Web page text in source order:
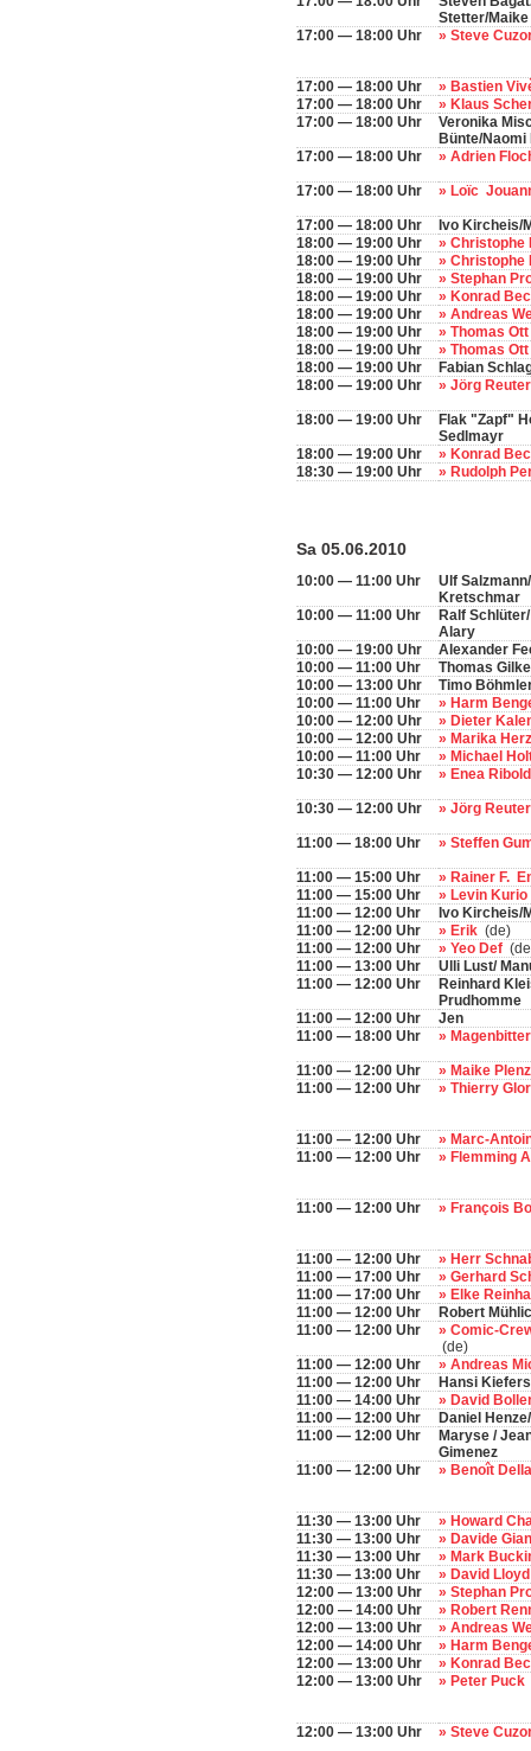
Stetter/
17:00 — 18:00 Uhr
» Steve
17:00 — 18:00 Uhr
» Bastien
17:00 — 18:00 Uhr
» Klaus
17:00 — 18:00 Uhr
Veronika
Bünte/Naomi
17:00 — 18:00 Uhr
» Adrien
17:00 — 18:00 Uhr » Loïc
17:00 — 18:00 Uhr
Ivo Kircheis/
18:00 — 19:00 Uhr
» Christophe
18:00 — 19:00 Uhr
» Christophe
18:00 — 19:00 Uhr
» Stephan
18:00 — 19:00 Uhr
» Konrad
18:00 — 19:00 Uhr
» Andreas
18:00 — 19:00 Uhr
» Thomas Ott
18:00 — 19:00 Uhr
» Thomas Ott
18:00 — 19:00 Uhr
Fabian
18:00 — 19:00 Uhr
» Jörg
18:00 — 19:00 Uhr
Flak "Zapf"
Sedlmayr
18:00 — 19:00 Uhr
» Konrad
18:30 — 19:00 Uhr
» Rudolph
Sa 05.06.2010
10:00 — 11:00 Uhr
Ulf
Kretschmar
10:00 — 11:00 Uhr
Ralf
Alary
10:00 — 19:00 Uhr
Alexander
10:00 — 11:00 Uhr
Thomas
10:00 — 13:00 Uhr
Timo
10:00 — 11:00 Uhr
» Harm
10:00 — 12:00 Uhr
» Dieter
10:00 — 12:00 Uhr
» Marika
10:00 — 11:00 Uhr
» Michael
10:30 — 12:00 Uhr
» Enea
10:30 — 12:00 Uhr » Jörg
11:00 — 18:00 Uhr » Steffen
11:00 — 15:00 Uhr
» Rainer F.
11:00 — 15:00 Uhr
» Levin Kurio
11:00 — 12:00 Uhr
Ivo Kircheis/
11:00 — 12:00 Uhr
» Erik (de)
11:00 — 12:00 Uhr
» Yeo Def
11:00 — 13:00 Uhr
Ulli Lust/
11:00 — 12:00 Uhr
Reinhard
Prudhomme
11:00 — 12:00 Uhr
Jen
11:00 — 18:00 Uhr
»
11:00 — 12:00 Uhr
» Maike
11:00 — 12:00 Uhr
» Thierry
11:00 — 12:00 Uhr
» Marc-
11:00 — 12:00 Uhr
» Flemming
11:00 — 12:00 Uhr » François
11:00 — 12:00 Uhr
» Herr
11:00 — 17:00 Uhr
» Gerhard
11:00 — 17:00 Uhr
» Elke
11:00 — 12:00 Uhr
Robert
11:00 — 12:00 Uhr
» Comic-
(de)
11:00 — 12:00 Uhr
» Andreas
11:00 — 12:00 Uhr
Hansi
11:00 — 14:00 Uhr
» David
11:00 — 12:00 Uhr
Daniel
11:00 — 12:00 Uhr
Maryse /
Gimenez
11:00 — 12:00 Uhr
» Benoît
11:30 — 13:00 Uhr
» Howard
11:30 — 13:00 Uhr
» Davide
11:30 — 13:00 Uhr
» Mark
11:30 — 13:00 Uhr
» David
12:00 — 13:00 Uhr
» Stephan
12:00 — 14:00 Uhr
» Robert
12:00 — 13:00 Uhr
» Andreas
12:00 — 14:00 Uhr
» Harm
12:00 — 13:00 Uhr
» Konrad
12:00 — 13:00 Uhr
» Peter Puck
12:00 — 13:00 Uhr » Steve